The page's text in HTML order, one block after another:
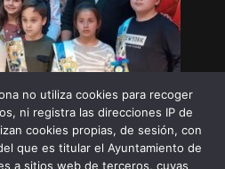
no utiliza cookies para recoger
ni registra las direcciones IP de
cookies propias, de sesión, con
que es titular el Ayuntamiento de
a sitios web de terceros, cuyas